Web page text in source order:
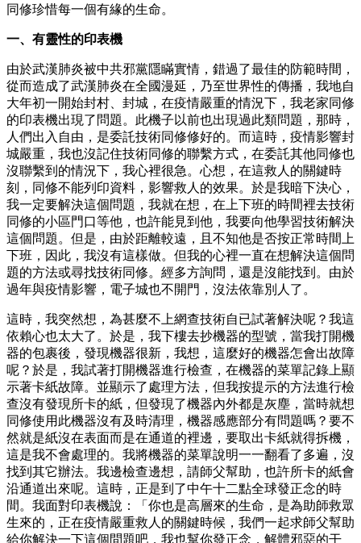
同修珍惜每一個有緣的生命。
一、有靈性的印表機
由於武漢肺炎被中共邪黨隱瞞實情，錯過了最佳的防範時間，
從而造成了武漢肺炎在全國漫延，乃至世界性的傳播，我地自
大年初一開始封村、封城，在疫情嚴重的情況下，我老家同修
的印表機出現了問題。此機子以前也出現過此類問題，那時，
人們出入自由，是委託技術同修修好的。而這時，疫情影響封
城嚴重，我也沒記住技術同修的聯繫方式，在委託其他同修也
沒聯繫到的情況下，我心裡很急。心想，在這救人的關鍵時
刻，同修不能列印資料，影響救人的效果。於是我暗下決心，
我一定要解決這個問題，我就在想，在上下班的時間裡去技術
同修的小區門口等他，也許能見到他，我要向他學習技術解決
這個問題。但是，由於距離較遠，且不知他是否按正常時間上
下班，因此，我沒有這樣做。但我的心裡一直在想解決這個問
題的方法或尋找技術同修。經多方詢問，還是沒能找到。由於
過年與疫情影響，電子城也不開門，沒法依靠別人了。
這時，我突然想，為甚麼不上網查技術自已試著解決呢？我這
依賴心也太大了。於是，我下樓去抄機器的型號，當我打開機
器的包裹後，發現機器很新，我想，這麼好的機器怎會出故障
呢？於是，我試著打開機器進行檢查，在機器的菜單記錄上顯
示著卡紙故障。並顯示了處理方法，但我按提示的方法進行檢
查沒有發現所卡的紙，但發現了機器內外都是灰塵，當時就想
同修使用此機器沒有及時清理，機器感應部分有問題嗎？要不
然就是紙沒在表面而是在通道的裡邊，要取出卡紙就得拆機，
這是我不會處理的。我將機器的菜單說明一一翻看了多遍，沒
找到其它辦法。我邊檢查邊想，請師父幫助，也許所卡的紙會
沿通道出來呢。這時，正是到了中午十二點全球發正念的時
間。我面對印表機說：「你也是高層來的生命，是為助師救眾
生來的，正在疫情嚴重救人的關鍵時候，我們一起求師父幫助
給你解決一下這個問題吧，我也幫你發正念，解體邪惡的干